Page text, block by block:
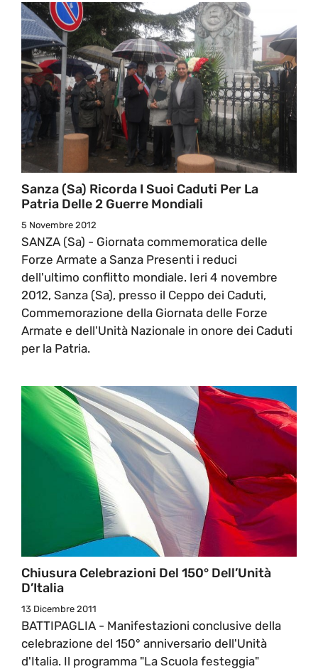
Sanza (Sa) Ricorda I Suoi Caduti Per La
Patria Delle 2 Guerre Mondiali
5 Novembre 2012
SANZA (Sa) - Giornata commemoratica delle
Forze Armate a Sanza Presenti i reduci
dell'ultimo conflitto mondiale. Ieri 4 novembre
2012, Sanza (Sa), presso il Ceppo dei Caduti,
Commemorazione della Giornata delle Forze
Armate e dell'Unità Nazionale in onore dei Caduti
per la Patria.
Chiusura Celebrazioni Del 150° Dell’Unità
D’Italia
13 Dicembre 2011
BATTIPAGLIA - Manifestazioni conclusive della
celebrazione del 150° anniversario dell'Unità
d'Italia. Il programma "La Scuola festeggia"